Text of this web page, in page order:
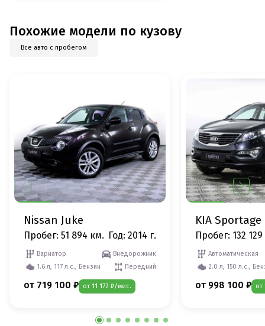
Похожие модели по кузову
Все авто с пробегом
Nissan Juke
Пробег: 51 894 км. Год: 2014 г.
Вариатор
Внедорожник
1.6 л, 117 л.с., Бензин
Передний
от 719 100 ₽ от 11 172 ₽/мес.
KIA Sportage
Пробег: 132
Автоматическая
2.0 л, 150 л.с.,
от 998 100 ₽ от